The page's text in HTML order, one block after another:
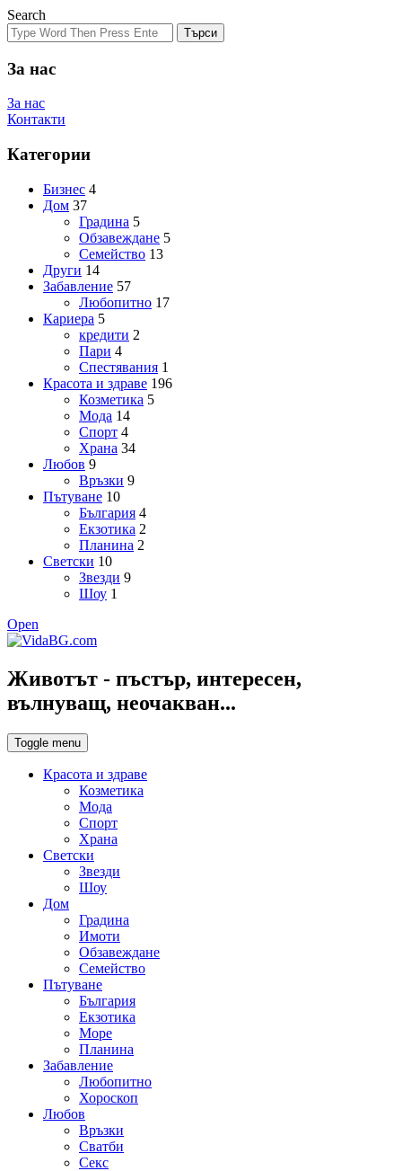
Search
Търси
За нас
За нас
Контакти
Категории
Бизнес 4
Дом 37
Градина 5
Обзавеждане 5
Семейство 13
Други 14
Забавление 57
Любопитно 17
Кариера 5
кредити 2
Пари 4
Спестявания 1
Красота и здраве 196
Козметика 5
Мода 14
Спорт 4
Храна 34
Любов 9
Връзки 9
Пътуване 10
България 4
Екзотика 2
Планина 2
Светски 10
Звезди 9
Шоу 1
Open
Животът - пъстър, интересен,
вълнуващ, неочакван...
Toggle menu
Красота и здраве
Козметика
Мода
Спорт
Храна
Светски
Звезди
Шоу
Дом
Градина
Имоти
Обзавеждане
Семейство
Пътуване
България
Екзотика
Море
Планина
Забавление
Любопитно
Хороскоп
Любов
Връзки
Сватби
Секс